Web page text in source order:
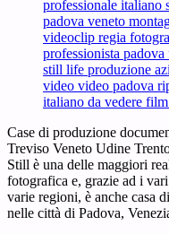
Case di produzione
Treviso Veneto Udine
Still è una delle maggiori
fotografica e, grazie ad i
varie regioni, è anche casa
nelle città di Padova,